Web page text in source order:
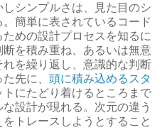
シンプルさは、見た目のシ
簡単に表されているコード
めの設計プロセスを知るに
を積み重ね、あるいは無意
を繰り返し、意識的な判断
先に、 頭に積み込めるスタ
にたどり着けるところまで
設計が現れる。次元の違う
トレースしようとすること